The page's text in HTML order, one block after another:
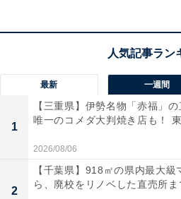
最新 一週間
1
【三重県】伊勢名物「赤福」
唯一のコメダ大判焼き店も！
2026/08/06
2
【千葉県】918㎡の県内最大級
ら、廃校をリノベした直売所